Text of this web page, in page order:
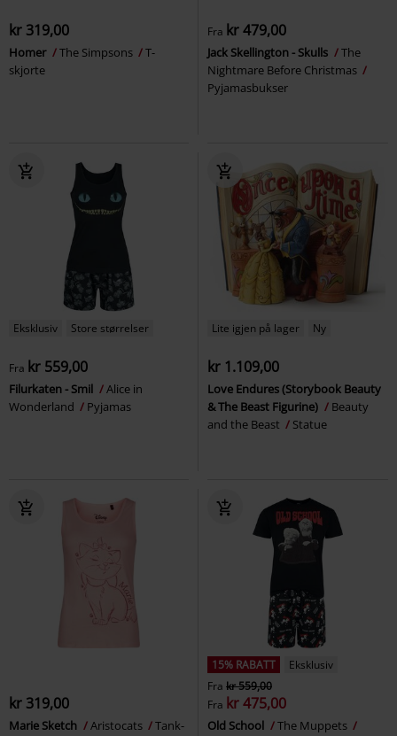
kr 319,00
Homer The Simpsons
T-
skjorte
Fra kr 479,00
Jack Skellington - Skulls
The
Nightmare Before Christmas
Pyjamasbukser
Eksklusiv Store størrelser
Fra kr 559,00
Filurkaten - Smil
Alice in
Wonderland
Pyjamas
Lite igjen på lager Ny
kr 1.109,00
Love Endures (Storybook Beauty
& The Beast Figurine)
Beauty
and the Beast
Statue
kr 319,00
Marie Sketch Aristocats
Tank-
15% RABATT
Eksklusiv
Fra kr 559,00
Fra kr 475,00
Old School
The Muppets